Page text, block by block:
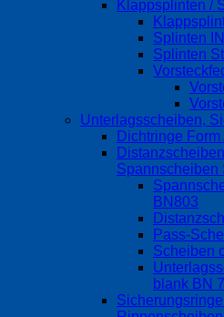
Klappsplinten /
Splinten
Splinten
Unterlagsscheiben,
Dichtringe
Spannscheiben
BN803
Pass-
Scheiben
blank BN